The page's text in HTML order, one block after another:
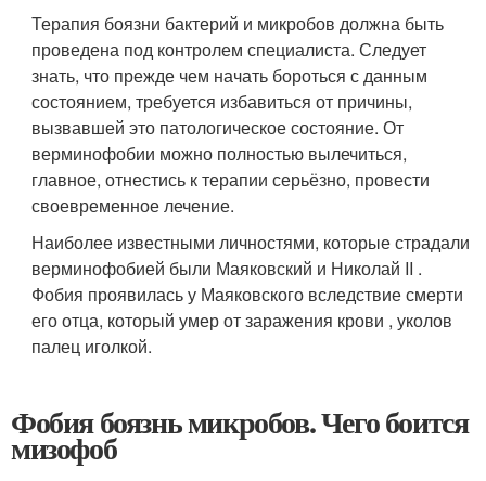
Терапия боязни бактерий и микробов должна быть
проведена под контролем специалиста. Следует
знать, что прежде чем начать бороться с данным
состоянием, требуется избавиться от причины,
вызвавшей это патологическое состояние. От
верминофобии можно полностью вылечиться,
главное, отнестись к терапии серьёзно, провести
своевременное лечение.
Наиболее известными личностями, которые страдали
верминофобией были Маяковский и Николай II .
Фобия проявилась у Маяковского вследствие смерти
его отца, который умер от заражения крови , уколов
палец иголкой.
Фобия боязнь микробов. Чего боится
мизофоб